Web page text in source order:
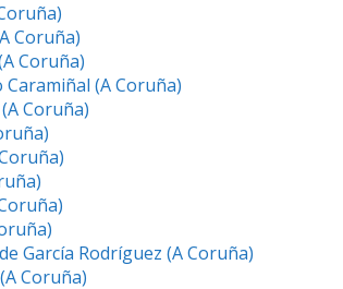
Coruña)
Coruña)
(A Coruña)
Coruña)
García Rodríguez (A Coruña)
Coruña)